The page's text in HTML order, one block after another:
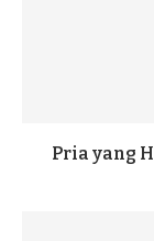
Pria yang